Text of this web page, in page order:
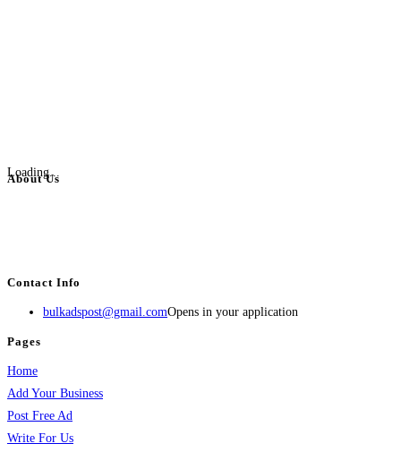
Loading...
About Us
Contact Info
bulkadspost@gmail.comOpens in your application
Pages
Home
Add Your Business
Post Free Ad
Write For Us